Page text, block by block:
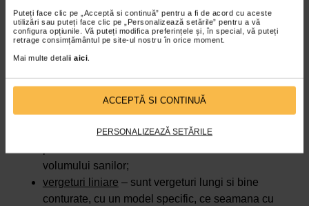
Puteți face clic pe „Acceptă si continuă” pentru a fi de acord cu aceste
utilizări sau puteți face clic pe „Personalizează setările” pentru a vă
configura opțiunile. Vă puteți modifica preferințele și, în special, vă puteți
retrage consimțământul pe site-ul nostru în orice moment.
Mai multe detalii aici.
ACCEPTĂ SI CONTINUĂ
PERSONALIZEAZĂ SETĂRILE
sani se clasifica in mai multe tipuri, in functie de cauza si
momentul aparitiei:
elastina din piele;
vergeturi de pubertare– apar frecvent in perioada
pubertatii, in urma intinderii rapide a pielii;
vergeturi de sarcina– se dezvolta in timpul sarcinii,
volumului sanilor;
vergeturi liniare – sunt vergeturi lungi si bine
conturate, cu un model specific, ce seamana cu